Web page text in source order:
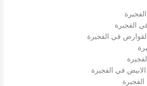
الفجيرة
في الفجيرة
في الفجيرة